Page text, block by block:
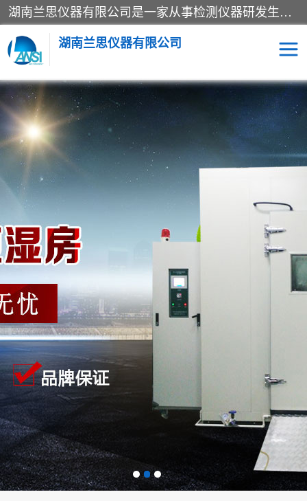
湖南兰思仪器有限公司是一家从事检测仪器研发生产销售和维修保养服务的综合型企业，产品符合国际标准可按需定制专业售前售后工程师，主要有门窗性能体验箱、门窗隔音展示箱、恒温恒湿试验箱、步入式恒温恒湿房、高低温试验箱、老化试验箱、老化试验房、恒温恒湿培养箱、水泥标准养护试验箱、电热鼓风干燥试验箱、真空干燥箱、工业烤箱、盐雾腐蚀试验箱等。
湖南兰思仪器有限公司
老化房 恒温恒湿试验箱
工业烘箱 门窗体验箱